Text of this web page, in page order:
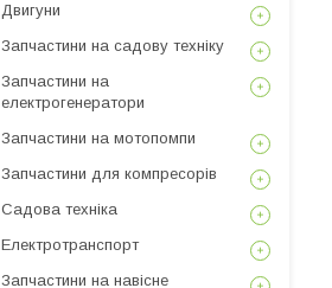
Двигуни
Запчастини на садову техніку
Запчастини на
електрогенератори
Запчастини на мотопомпи
Запчастини для компресорів
Садова техніка
Електротранспорт
Запчастини на навісне